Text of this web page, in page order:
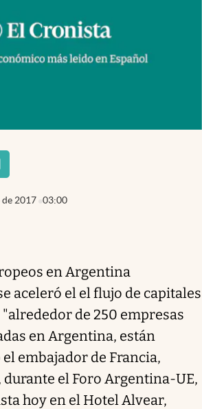
de 2017 03:00
pestaña
en Argentina
aceleró el el flujo de capitales
"alrededor de 250 empresas
en Argentina, están
embajador de Francia,
el Foro Argentina-UE,
hoy en el Hotel Alvear,